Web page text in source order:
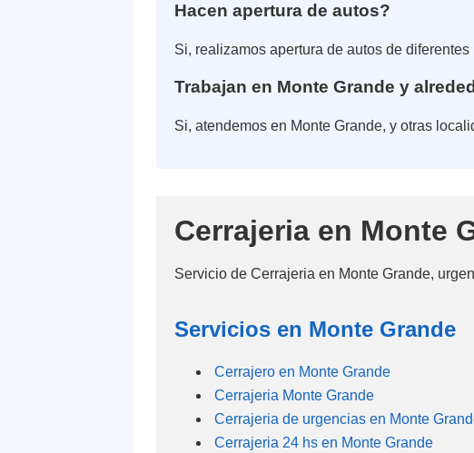
Hacen apertura de autos?
Si, realizamos apertura de autos de
Trabajan en Monte Grande y
Si, atendemos en Monte Grande, y otras
Cerrajeria en Monte
Servicio de Cerrajeria en Monte Grande,
Servicios en Monte Grande
Cerrajero en Monte Grande
Cerrajeria Monte Grande
Cerrajeria de urgencias en Monte
Cerrajeria 24 hs en Monte Grande